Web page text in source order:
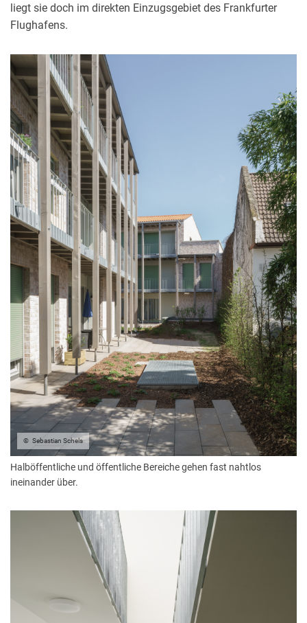
liegt sie doch im direkten Einzugsgebiet des Frankfurter
Flughafens.
Sebastian Schels
Halböffentliche und öffentliche Bereiche gehen fast nahtlos
ineinander über.